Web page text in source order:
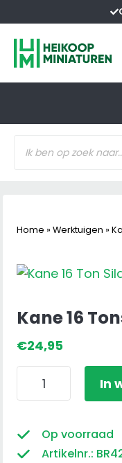
naar
inhoud
zoeken
Home » Werktuigen »
Kane 16
€24,95
Kane
Silage
Trailer
In
Op voorraad
Artikelnr.: